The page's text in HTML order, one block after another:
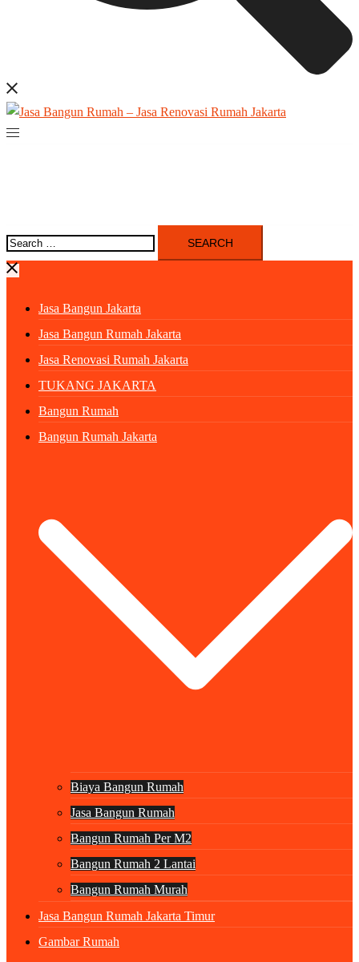
Search
for:
Jasa Bangun Jakarta
Jasa Bangun Rumah Jakarta
Jasa Renovasi Rumah Jakarta
TUKANG JAKARTA
Bangun Rumah
Bangun Rumah Jakarta
Biaya Bangun Rumah
Jasa Bangun Rumah
Bangun Rumah Per M2
Bangun Rumah 2 Lantai
Bangun Rumah Murah
Jasa Bangun Rumah Jakarta Timur
Gambar Rumah